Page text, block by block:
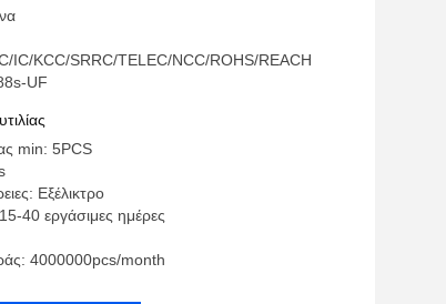
IC/KCC/SRRC/TELEC/NCC/ROHS/REACH
UF
min: 5PCS
Εξέλικτρο
40 εργάσιμες ημέρες
4000000pcs/month